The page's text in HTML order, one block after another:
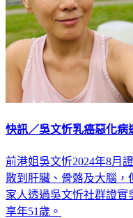
快訊／吳文忻乳癌惡化病
前港姐吳文忻2024年8月
散到肝臟、骨骼及大腦，
家人透過吳文忻社群證實
享年51歲。